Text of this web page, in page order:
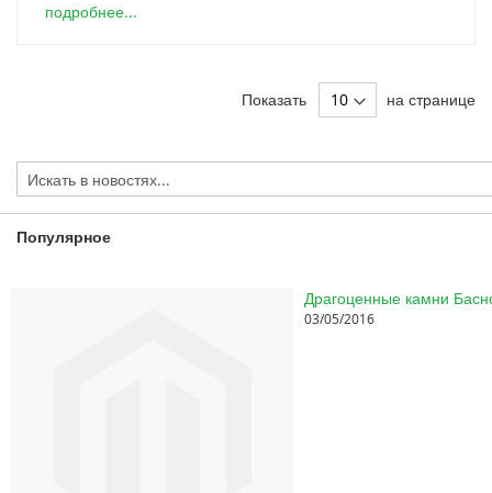
подробнее...
Показать на странице
Популярное
03/05/2016